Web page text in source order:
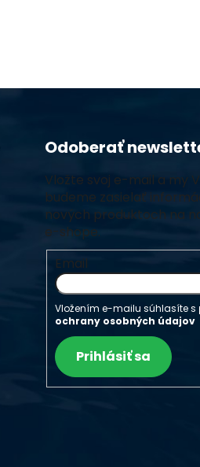
Odoberať
Vložte svoj e-mail a my
budeme zasielať
nových produktoch na
e-shope.
Email
Vložením e-mailu súhlasíte s
ochrany osobných údajov
Prihlásiť sa